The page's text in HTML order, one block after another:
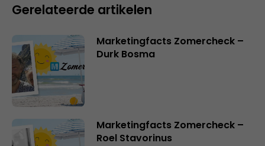
Gerelateerde artikelen
Marketingfacts Zomercheck –
Durk Bosma
Marketingfacts Zomercheck –
Roel Stavorinus